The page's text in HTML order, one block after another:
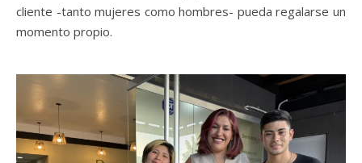
cliente -tanto mujeres como hombres- pueda regalarse un
momento propio.